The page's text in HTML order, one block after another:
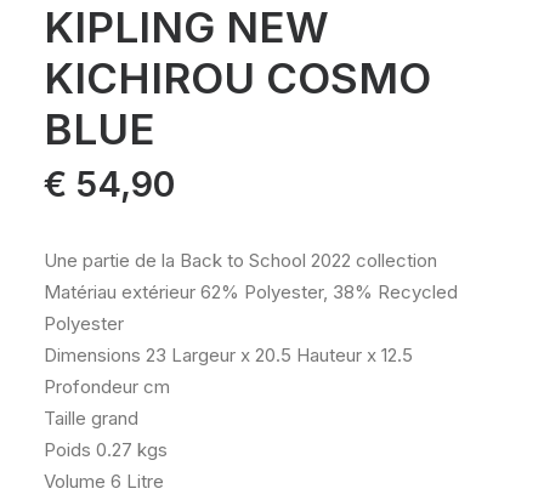
KIPLING NEW
KICHIROU COSMO
BLUE
€ 54,90
Une partie de la Back to School 2022 collection
Matériau extérieur 62% Polyester, 38% Recycled
Polyester
Dimensions 23 Largeur x 20.5 Hauteur x 12.5
Profondeur cm
Taille grand
Poids 0.27 kgs
Volume 6 Litre